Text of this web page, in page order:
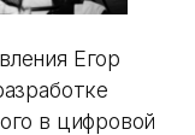
Егор
в цифровой